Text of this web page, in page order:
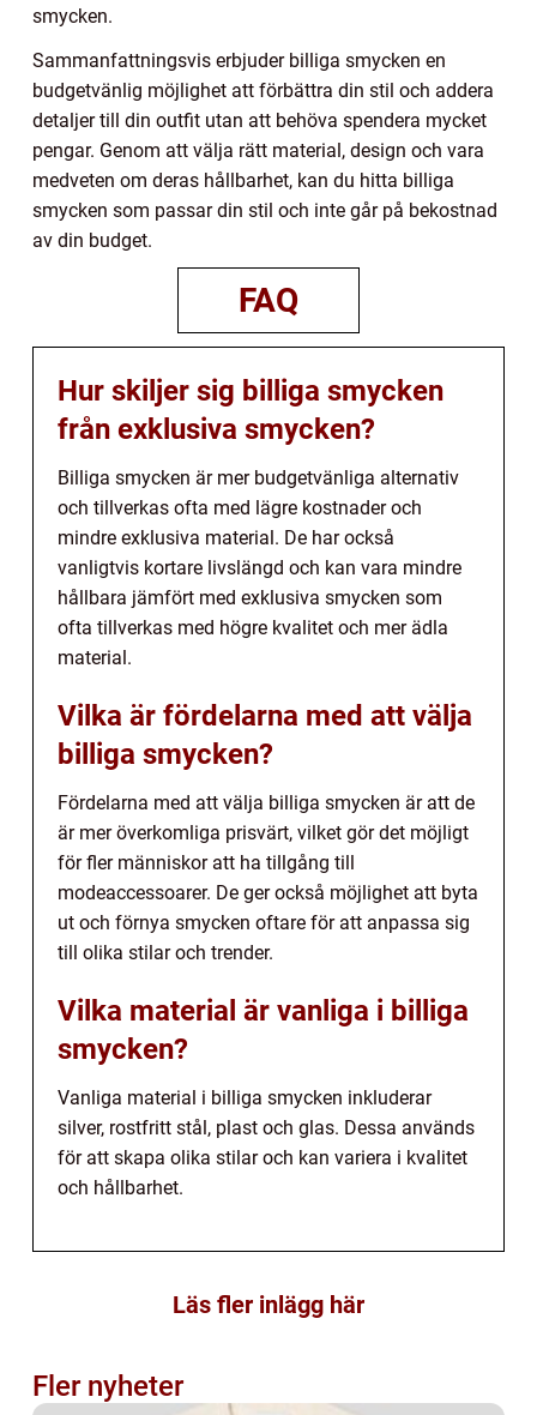
smycken.
Sammanfattningsvis erbjuder billiga smycken en
budgetvänlig möjlighet att förbättra din stil och addera
detaljer till din outfit utan att behöva spendera mycket
pengar. Genom att välja rätt material, design och vara
medveten om deras hållbarhet, kan du hitta billiga
smycken som passar din stil och inte går på bekostnad
av din budget.
FAQ
Hur skiljer sig billiga smycken
från exklusiva smycken?
Billiga smycken är mer budgetvänliga alternativ
och tillverkas ofta med lägre kostnader och
mindre exklusiva material. De har också
vanligtvis kortare livslängd och kan vara mindre
hållbara jämfört med exklusiva smycken som
ofta tillverkas med högre kvalitet och mer ädla
material.
Vilka är fördelarna med att välja
billiga smycken?
Fördelarna med att välja billiga smycken är att de
är mer överkomliga prisvärt, vilket gör det möjligt
för fler människor att ha tillgång till
modeaccessoarer. De ger också möjlighet att byta
ut och förnya smycken oftare för att anpassa sig
till olika stilar och trender.
Vilka material är vanliga i billiga
smycken?
Vanliga material i billiga smycken inkluderar
silver, rostfritt stål, plast och glas. Dessa används
för att skapa olika stilar och kan variera i kvalitet
och hållbarhet.
Läs fler inlägg här
Fler nyheter